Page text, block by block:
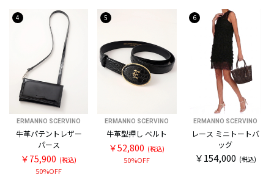
4
ERMANNO SCERVINO
牛革パテントレザー
パース
￥75,900 (税込)
50%OFF
5
ERMANNO SCERVINO
牛革型押し ベルト
￥52,800 (税込)
50%OFF
6
ERMANNO SCERVINO
レース ミニトートバ
ッグ
￥154,000 (税込)